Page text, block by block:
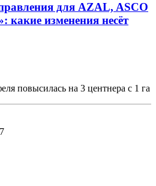
для AZAL, ASCO
какие изменения несёт
повысилась на 3 центнера с 1 га